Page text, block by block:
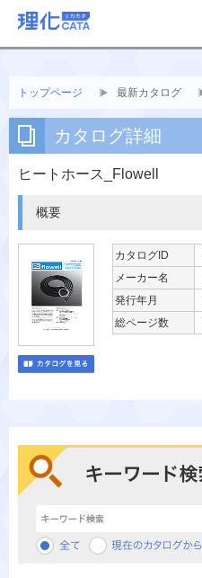
トップページ 最新カタログ
カタログ詳細
ヒートホース_Flowell
概要
カタログID
メーカー名
発行年月
総ページ数
キーワード検索